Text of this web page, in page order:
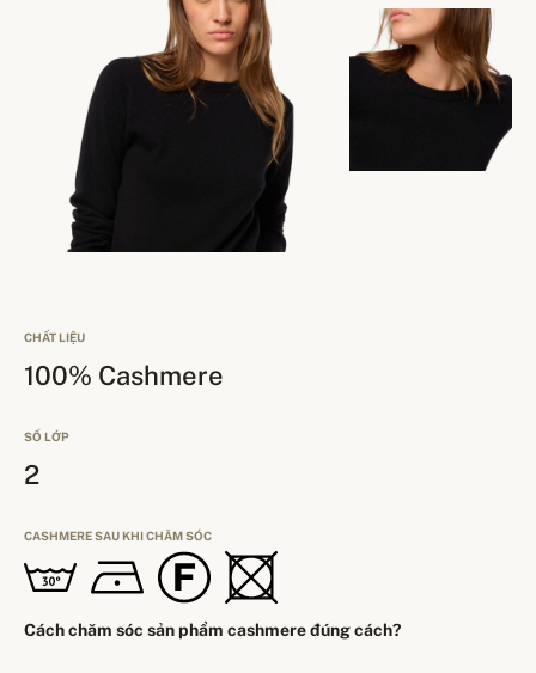
CHẤT LIỆU
100% Cashmere
SỐ LỚP
2
CASHMERE SAU KHI CHĂM SÓC
Cách chăm sóc sản phẩm cashmere đúng cách?